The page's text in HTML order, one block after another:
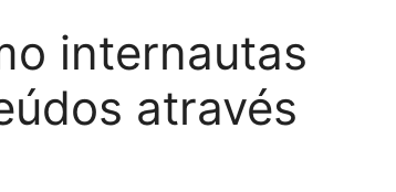
internautas
através